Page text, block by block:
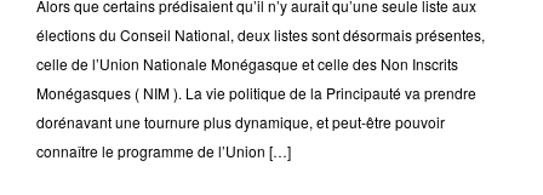
Alors que certains prédisaient qu’il n’y aurait qu’une seule liste aux
élections du Conseil National, deux listes sont désormais présentes,
celle de l’Union Nationale Monégasque et celle des Non Inscrits
Monégasques ( NIM ). La vie politique de la Principauté va prendre
dorénavant une tournure plus dynamique, et peut-être pouvoir
connaître le programme de l’Union […]